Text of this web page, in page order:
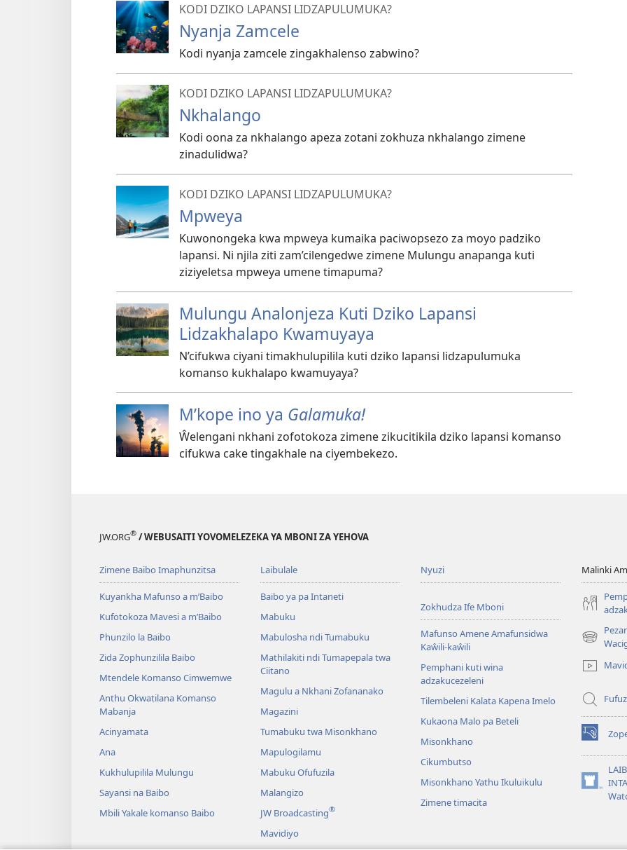
KODI DZIKO LAPANSI LIDZAPULUMUKA?
Nyanja Zamcele
Kodi nyanja zamcele zingakhalenso zabwino?
KODI DZIKO LAPANSI LIDZAPULUMUKA?
Nkhalango
Kodi oona za nkhalango apeza zotani zokhuza nkhalango zimene
zinadulidwa?
KODI DZIKO LAPANSI LIDZAPULUMUKA?
Mpweya
Kuwonongeka kwa mpweya kumaika paciwopsezo za moyo padziko
lapansi. Ni njila ziti zam’cilengedwe zimene Mulungu anapanga kuti
ziziyeletsa mpweya umene timapuma?
Mulungu Analonjeza Kuti Dziko Lapansi
Lidzakhalapo Kwamuyaya
N’cifukwa ciyani timakhulupilila kuti dziko lapansi lidzapulumuka
komanso kukhalapo kwamuyaya?
M’kope ino ya Galamuka!
Ŵelengani nkhani zofotokoza zimene zikucitikila dziko lapansi komanso
cifukwa cake tingakhale na ciyembekezo.
JW.ORG® / WEBUSAITI YOVOMELEZEKA YA MBONI ZA YEHOVA
Zimene Baibo Imaphunzitsa
Kuyankha Mafunso a m’Baibo
Kufotokoza Mavesi a m’Baibo
Phunzilo la Baibo
Zida Zophunzilila Baibo
Mtendele Komanso Cimwemwe
Anthu Okwatilana Komanso
Mabanja
Acinyamata
Ana
Kukhulupilila Mulungu
Sayansi na Baibo
Mbili Yakale komanso Baibo
Laibulale
Baibo ya pa Intaneti
Mabuku
Mabulosha ndi Tumabuku
Mathilakiti ndi Tumapepala twa
Ciitano
Magulu a Nkhani Zofananako
Magazini
Tumabuku twa Misonkhano
Mapulogilamu
Mabuku Ofufuzila
Malangizo
JW Broadcasting®
Mavidiyo
Nyuzi
Zokhudza Ife Mboni
Mafunso Amene Amafunsidwa
Kaŵili-kaŵili
Pemphani kuti wina
adzakucezeleni
Tilembeleni Kalata Kapena Imelo
Kukaona Malo pa Beteli
Misonkhano
Cikumbutso
Misonkhano Yathu Ikuluikulu
Zimene timacita
Malinki
(opens
window)
(opens
new
window)
(opens